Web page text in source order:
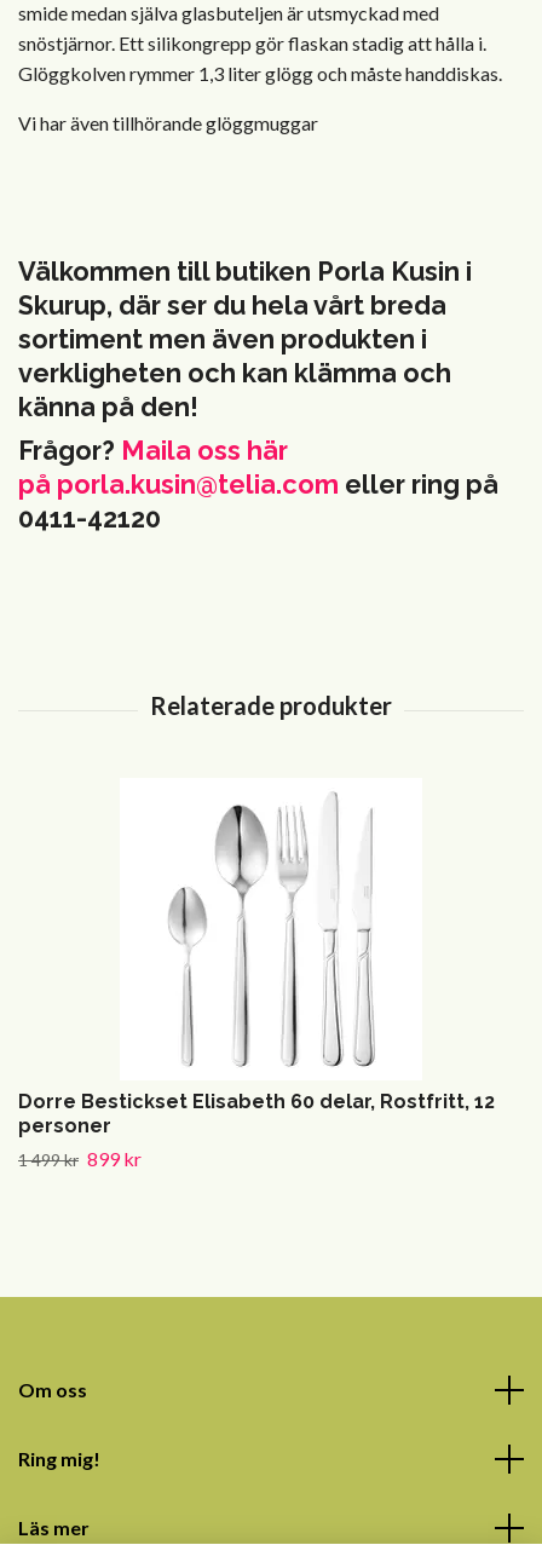
smide medan själva glasbuteljen är utsmyckad med
snöstjärnor. Ett silikongrepp gör flaskan stadig att hålla i.
Glöggkolven rymmer 1,3 liter glögg och måste handdiskas.
Vi har även tillhörande glöggmuggar
Välkommen till butiken Porla Kusin i
Skurup, där ser du hela vårt breda
sortiment men även produkten i
verkligheten och kan klämma och
känna på den!
Frågor? Maila oss här
på porla.kusin@telia.com eller ring på
0411-42120
Dorre Bestickset Elisabeth 60 delar, Rostfritt, 12
personer
1 499 kr 899 kr
Om oss
Ring mig!
Läs mer